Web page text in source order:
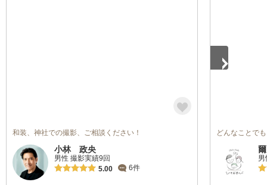
和装、神社での撮影、ご相談ください！
小林 政央
男性 撮影実績9回
5.00
6件
どんなことで